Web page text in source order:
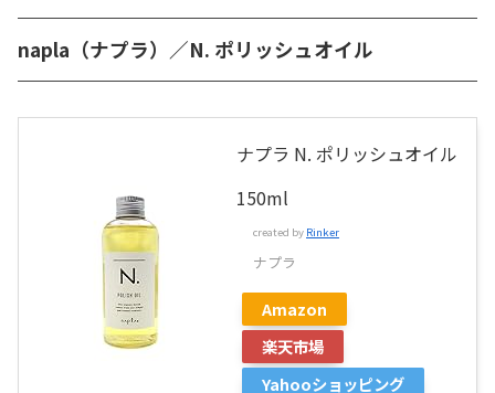
napla（ナプラ）／N. ポリッシュオイル
ナプラ N. ポリッシュオイル
150ml
created by Rinker
ナプラ
Amazon
楽天市場
Yahooショッピング